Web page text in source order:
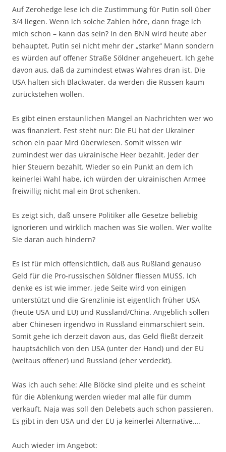
Auf Zerohedge lese ich die Zustimmung für Putin soll über
3/4 liegen. Wenn ich solche Zahlen höre, dann frage ich
mich schon – kann das sein? In den BNN wird heute aber
behauptet, Putin sei nicht mehr der „starke“ Mann sondern
es würden auf offener Straße Söldner angeheuert. Ich gehe
davon aus, daß da zumindest etwas Wahres dran ist. Die
USA halten sich Blackwater, da werden die Russen kaum
zurückstehen wollen.
Es gibt einen erstaunlichen Mangel an Nachrichten wer wo
was finanziert. Fest steht nur: Die EU hat der Ukrainer
schon ein paar Mrd überwiesen. Somit wissen wir
zumindest wer das ukrainische Heer bezahlt. Jeder der
hier Steuern bezahlt. Wieder so ein Punkt an dem ich
keinerlei Wahl habe, ich würden der ukrainischen Armee
freiwillig nicht mal ein Brot schenken.
Es zeigt sich, daß unsere Politiker alle Gesetze beliebig
ignorieren und wirklich machen was Sie wollen. Wer wollte
Sie daran auch hindern?
Es ist für mich offensichtlich, daß aus Rußland genauso
Geld für die Pro-russischen Söldner fliessen MUSS. Ich
denke es ist wie immer, jede Seite wird von einigen
unterstützt und die Grenzlinie ist eigentlich früher USA
(heute USA und EU) und Russland/China. Angeblich sollen
aber Chinesen irgendwo in Russland einmarschiert sein.
Somit gehe ich derzeit davon aus, das Geld fließt derzeit
hauptsächlich von den USA (unter der Hand) und der EU
(weitaus offener) und Russland (eher verdeckt).
Was ich auch sehe: Alle Blöcke sind pleite und es scheint
für die Ablenkung werden wieder mal alle für dumm
verkauft. Naja was soll den Delebets auch schon passieren.
Es gibt in den USA und der EU ja keinerlei Alternative….
Auch wieder im Angebot: